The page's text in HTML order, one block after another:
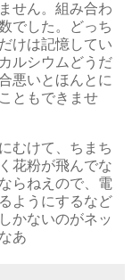
せん。組み合わ
でした。どっち
けは記憶してい
ルシウムどうだ
悪いとほんとに
ともできませ
むけて、ちまち
花粉が飛んでな
らねえので、電
ようにするなど
かないのがネッ
あ